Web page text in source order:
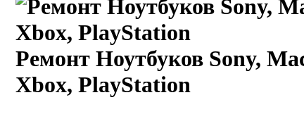
Ремонт Ноутбуков Sony,
Xbox, PlayStation